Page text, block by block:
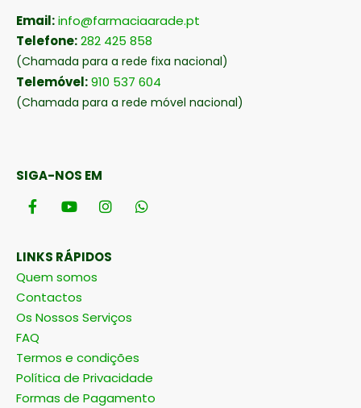
Email:info@farmaciaarade.pt
Telefone:282 425 858
(Chamada para a rede fixa nacional)
Telemóvel:910 537 604
(Chamada para a rede móvel nacional)
SIGA-NOS EM
LINKS RÁPIDOS
Quem somos
Contactos
Os Nossos Serviços
FAQ
Termos e condições
Política de Privacidade
Formas de Pagamento